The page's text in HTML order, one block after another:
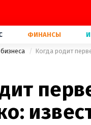
ФИНАНСЫ
Когда родит